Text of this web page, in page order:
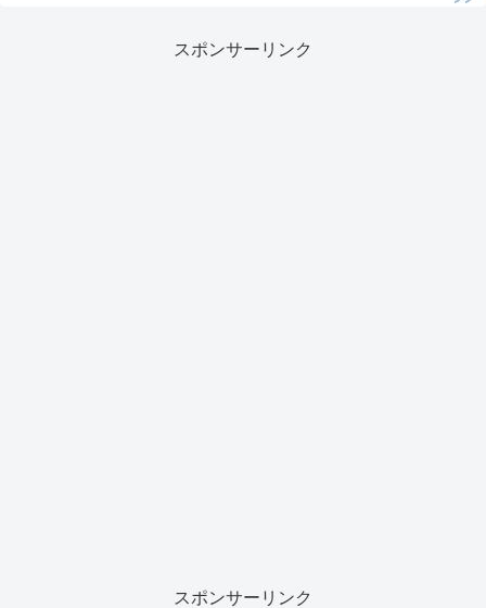
スポンサーリンク
スポンサーリンク